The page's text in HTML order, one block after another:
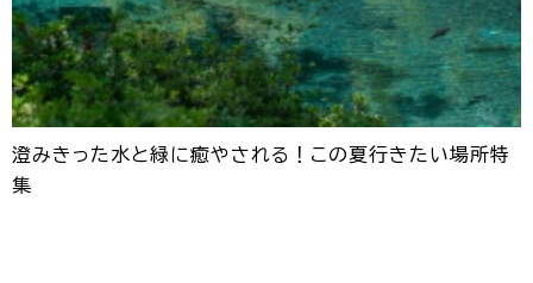
澄みきった水と緑に癒やされる！この夏行きたい場所特
集